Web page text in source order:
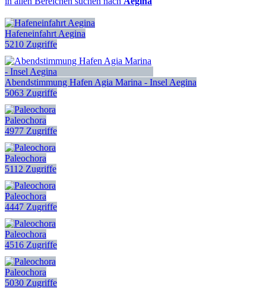
Hafeneinfahrt Aegina
5210 Zugriffe
Abendstimmung Hafen Agia Marina - Insel Aegina
5063 Zugriffe
Paleochora
4977 Zugriffe
Paleochora
5112 Zugriffe
Paleochora
4447 Zugriffe
Paleochora
4516 Zugriffe
Paleochora
5030 Zugriffe